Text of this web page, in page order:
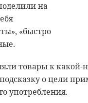
на
«быстро
товары к какой-
о цели
употребления.